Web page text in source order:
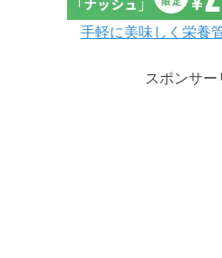
手軽に美味しく栄養
スポンサー